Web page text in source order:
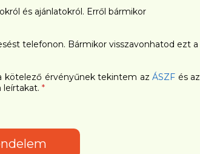
és ajánlatokról. Erről bármikor
telefonon. Bármikor visszavonhatod ezt a
kötelező érvényűnek tekintem azÁSZF és az
*